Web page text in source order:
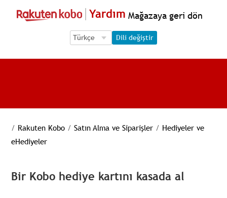
Yardım Mağazaya geri dön
Language Selection
Language Selection
Dili değiştir
/ Rakuten Kobo / Satın Alma ve Siparişler / Hediyeler ve
eHediyeler
Bir Kobo hediye kartını kasada al